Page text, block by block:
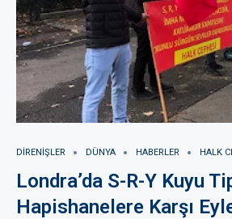
DIRENIŞLER DÜNYA HABERLER HALK
Londra’da S-R-Y Kuyu
Hapishanelere Karşı